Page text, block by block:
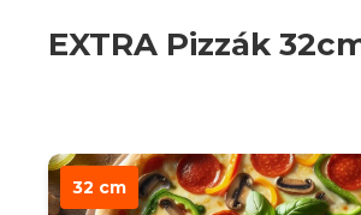
EXTRA Pizzák
32 cm